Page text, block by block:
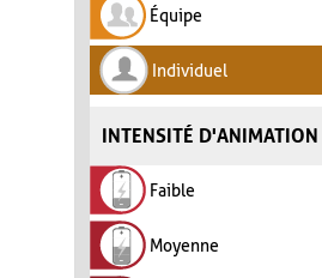
Équipe
Individuel
INTENSITÉ D'ANIMATION
Faible
Moyenne